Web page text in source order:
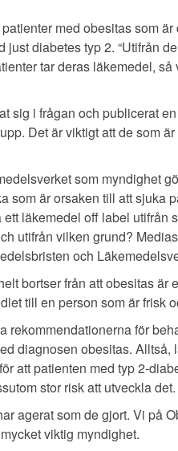
med obesitas som
diabetes typ 2. “Utifrån
tar deras läkemedel, så
sig i frågan och publicerat
Det är viktigt att de som
som myndighet
som är orsaken till att sjuka
läkemedel off label utifrån
utifrån vilken grund?
och
bortser från att obesitas är
till en person som är frisk
rekommendationerna för
diagnosen obesitas. Alltså,
att patienten med typ 2-
stor risk att utveckla det.
agerat som de gjort. Vi på
viktig myndighet.